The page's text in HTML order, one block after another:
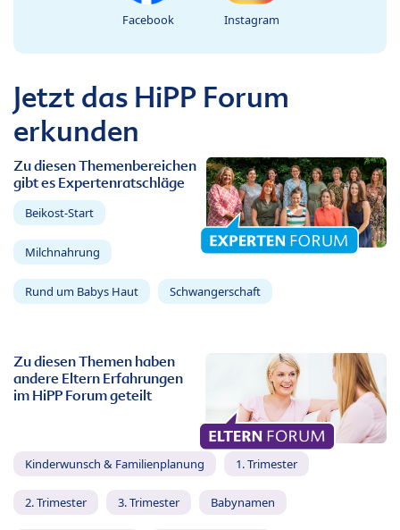
Facebook Instagram
Jetzt das HiPP Forum
erkunden
Zu diesen Themenbereichen
gibt es Expertenratschläge
Beikost-Start
Milchnahrung
Rund um Babys Haut Schwangerschaft
Zu diesen Themen haben
andere Eltern Erfahrungen
im HiPP Forum geteilt
Kinderwunsch & Familienplanung 1. Trimester
2. Trimester 3. Trimester Babynamen